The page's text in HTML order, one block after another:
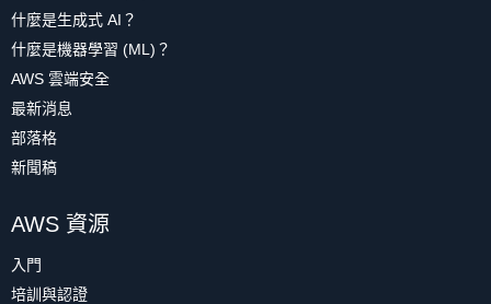
什麼是生成式 AI？
什麼是機器學習 (ML)？
AWS 雲端安全
最新消息
部落格
新聞稿
AWS 資源
入門
培訓與認證